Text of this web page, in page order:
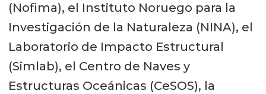
(Nofima), el Instituto Noruego para la
Investigación de la Naturaleza (NINA), el
Laboratorio de Impacto Estructural
(Simlab), el Centro de Naves y
Estructuras Oceánicas (CeSOS), la